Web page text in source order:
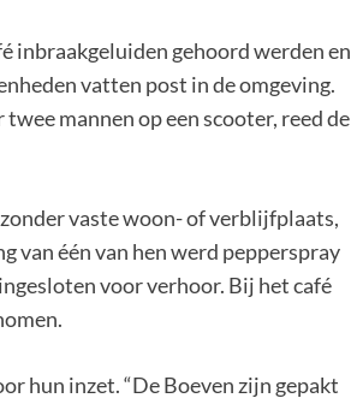
inbraakgeluiden gehoord werden en
vatten post in de omgeving.
mannen op een scooter, reed de
vaste woon- of verblijfplaats,
van één van hen werd pepperspray
voor verhoor. Bij het café
hun inzet. “De Boeven zijn gepakt